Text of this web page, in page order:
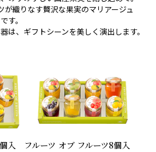
織りなす贅沢な果実のマリアージュ
す。
は、ギフトシーンを美しく演出します。
入 フルーツ オブ フルーツ8個入